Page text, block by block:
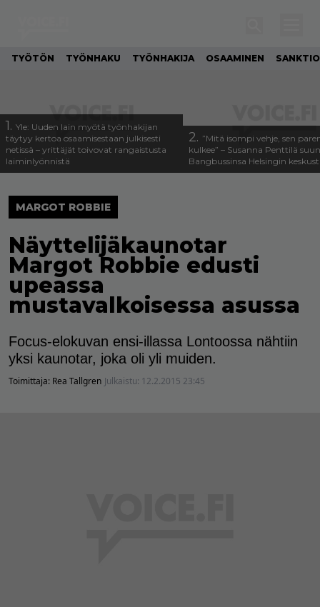
TYÖTÖN TYÖNHAKU TYÖNHAKIJA OSAAMINEN SANKTIO
1. Yle: Uuden lain myötä työnhakijan
täytyy kertoa osaamisestaan julkisesti
netissä – yrittäjät toivovat rangaistusta
laiminlyönnistä
2. ”Mitä isompi vehje, sen
kulkee” – Susanna Penttilä
Bangbussinsa Helsingin
MARGOT ROBBIE
Näyttelijäkaunotar
Margot Robbie edusti
upeassa
mustavalkoisessa asussa
Focus-elokuvan ensi-illassa Lontoossa nähtiin
yksi kaunotar, joka oli yli muiden.
Toimittaja: Rea Tallgren Julkaistu: 12.2.2015 23:45